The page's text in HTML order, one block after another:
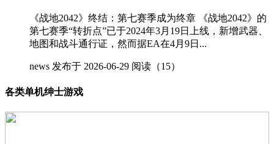
《战地2042》终结：第七赛季成为终章 《战地2042》的
第七赛季“转折点”已于2024年3月19日上线，新增武器、
地图和战斗通行证，然而据EA在4月9日...
news 发布于 2026-06-29 阅读（15）
各类单机绅士游戏